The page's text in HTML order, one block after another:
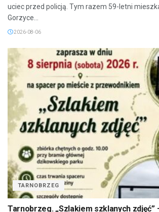
uciec przed policją. Tym razem 59-letni
Gorzyce...
2026-08-06
TARNOBRZEG
Tarnobrzeg. „Szlakiem szklanych zdjęć”